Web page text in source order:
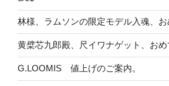
林様、ラムソンの限定モデル入魂、お
黄檗芯九郎殿、尺イワナゲット、おめ
G.LOOMIS 値上げのご案内。